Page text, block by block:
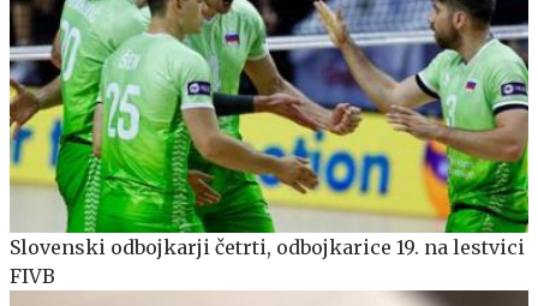
Slovenski odbojkarji četrti, odbojkarice 19. na lestvici
FIVB